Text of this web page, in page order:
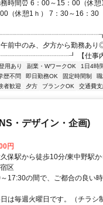
時間⏰ 6：00～15：00（休
（休憩1ｈ） 7：30～16：30
平均
前中のみ、夕方から勤務あ
【仕事内容
用あり 副業・WワークOK 1日4時
歴不問 即日勤務OK 固定時間制
者歓迎 夕方 ブランクOK 交通費
・デザイン・企画)
円
保駅から徒歩10分/東中野駅
区
17:30の間で、ご都合の良い
は毎週火曜日です。（チラシ